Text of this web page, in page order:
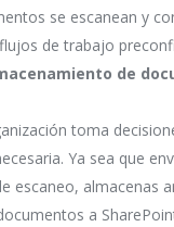
se escanean y
de trabajo
de
toma
Ya sea que
escaneo, almacenas
a